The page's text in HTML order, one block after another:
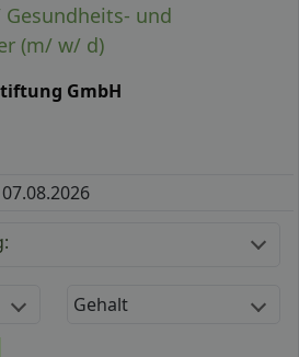
und
(m/ w/ d)
GmbH
Gehalt